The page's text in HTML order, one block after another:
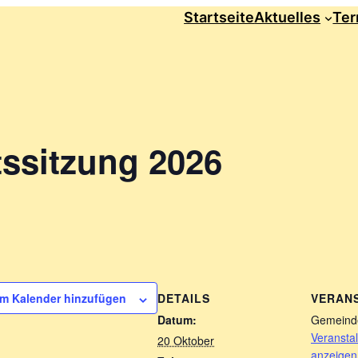
StartseiteAktuelles
2026
Kalender hinzufügen
DETAILS
Datum:
20 Oktober
anzeigen